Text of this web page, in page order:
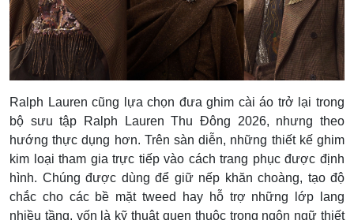
Ralph Lauren cũng lựa chọn đưa ghim cài áo trở lại trong
bộ sưu tập Ralph Lauren Thu Đông 2026, nhưng theo
hướng thực dụng hơn. Trên sàn diễn, những thiết kế ghim
kim loại tham gia trực tiếp vào cách trang phục được định
hình. Chúng được dùng để giữ nếp khăn choàng, tạo độ
chắc cho các bề mặt tweed hay hỗ trợ những lớp lang
nhiều tầng, vốn là kỹ thuật quen thuộc trong ngôn ngữ thiết